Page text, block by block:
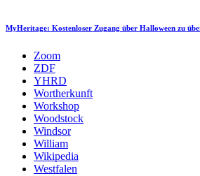
MyHeritage: Kostenloser Zugang über Halloween zu
Zoom
ZDF
YHRD
Wortherkunft
Workshop
Woodstock
Windsor
William
Wikipedia
Westfalen